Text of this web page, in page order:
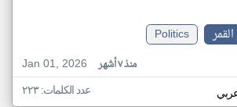
Politics
Jan 01, 2026
منذ ٧ أشهر
عدد الكلمات: ٢٢٣